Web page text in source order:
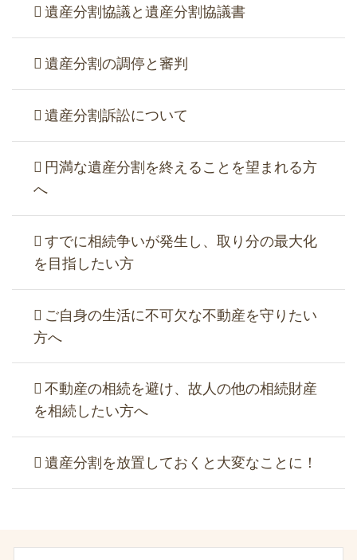
遺産分割協議と遺産分割協議書
遺産分割の調停と審判
遺産分割訴訟について
円満な遺産分割を終えることを望まれる方
へ
すでに相続争いが発生し、取り分の最大化
を目指したい方
ご自身の生活に不可欠な不動産を守りたい
方へ
不動産の相続を避け、故人の他の相続財産
を相続したい方へ
遺産分割を放置しておくと大変なことに！